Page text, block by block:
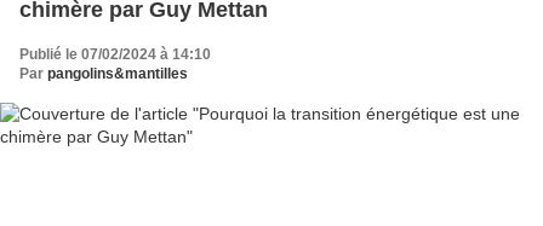
chimère par Guy Mettan
Publié le 07/02/2024 à 14:10
Par pangolins&mantilles